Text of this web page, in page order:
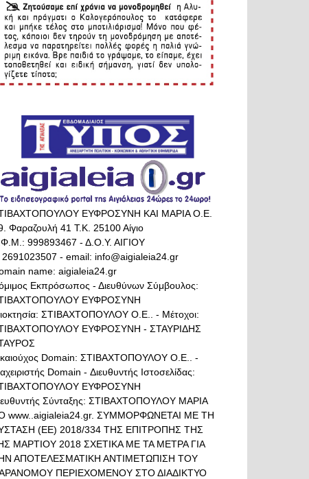
ΕΥΦΡΟΣΥΝΗ ΚΑΙ ΜΑΡΙΑ Ο.Ε.
Φαραζουλή 41 Τ.Κ. 25100 Αίγιο
999893467 - Δ.Ο.Υ. ΑΙΓΙΟΥ
2691023507 - email: info@aigialeia24.gr
name: aigialeia24.gr
Εκπρόσωπος - Διευθύνων Σύμβουλος:
ΕΥΦΡΟΣΥΝΗ
ΣΤΙΒΑΧΤΟΠΟΥΛΟΥ Ο.Ε.. - Μέτοχοι:
ΕΥΦΡΟΣΥΝΗ - ΣΤΑΥΡΙΔΗΣ
Domain: ΣΤΙΒΑΧΤΟΠΟΥΛΟΥ Ο.Ε.. -
Domain - Διευθυντής Ιστοσελίδας:
ΕΥΦΡΟΣΥΝΗ
Σύνταξης: ΣΤΙΒΑΧΤΟΠΟΥΛΟΥ ΜΑΡΙΑ
www..aigialeia24.gr. ΣΥΜΜΟΡΦΩΝΕΤΑΙ ΜΕ ΤΗ
(ΕΕ) 2018/334 ΤΗΣ ΕΠΙΤΡΟΠΗΣ ΤΗΣ
ΜΑΡΤΙΟΥ 2018 ΣΧΕΤΙΚΑ ΜΕ ΤΑ ΜΕΤΡΑ ΓΙΑ
ΑΠΟΤΕΛΕΣΜΑΤΙΚΗ ΑΝΤΙΜΕΤΩΠΙΣΗ ΤΟΥ
ΠΕΡΙΕΧΟΜΕΝΟΥ ΣΤΟ ΔΙΑΔΙΚΤΥΟ